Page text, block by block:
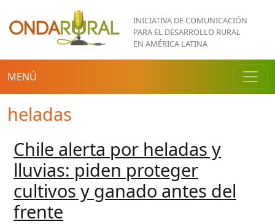
Pasar al contenido principal
INICIATIVA DE COMUNICACIÓN
PARA EL DESARROLLO RURAL
EN AMÉRICA LATINA
MENÚ
heladas
Chile alerta por heladas y
lluvias: piden proteger
cultivos y ganado antes del
frente